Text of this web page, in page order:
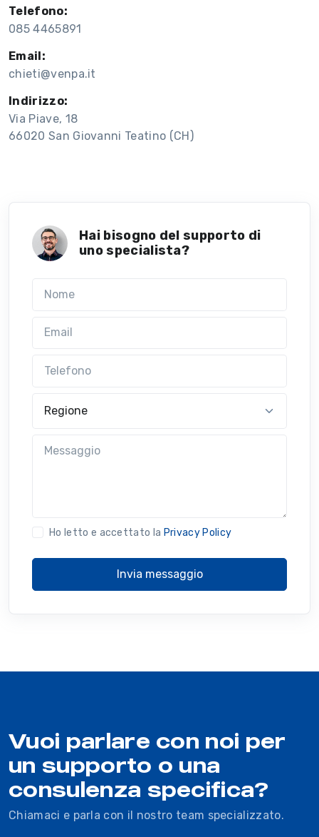
Telefono:
085 4465891
Email:
chieti@venpa.it
Indirizzo:
Via Piave, 18
66020 San Giovanni Teatino (CH)
Hai bisogno del supporto di
uno specialista?
Ho letto e accettato la Privacy Policy
Invia messaggio
Vuoi parlare con noi per
un supporto o una
consulenza specifica?
Chiamaci e parla con il nostro team specializzato.